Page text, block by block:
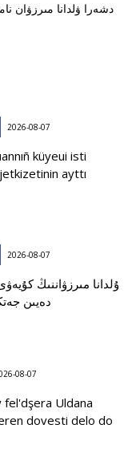
2026-08-07
küyeui isti
ayttı
2026-08-07
ۇلدانا مىرزۋاننىڭ
دەيىن
08-07
Uldana
dovesti delo do